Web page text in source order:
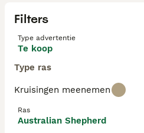
Filters
Type advertentie
Te koop
Type ras
Kruisingen meenemen
Ras
Australian Shepherd